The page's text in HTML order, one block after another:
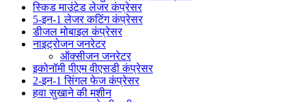
स्किड माउंटेड लेजर कंप्रेसर
5-इन-1 लेजर कटिंग कंप्रेसर
डीजल मोबाइल कंप्रेसर
नाइट्रोजन जनरेटर
ऑक्सीजन जनरेटर
इकोनॉमी पीएम वीएसडी कंप्रेसर
2-इन-1 सिंगल फेज कंप्रेसर
हवा सुखाने की मशीन